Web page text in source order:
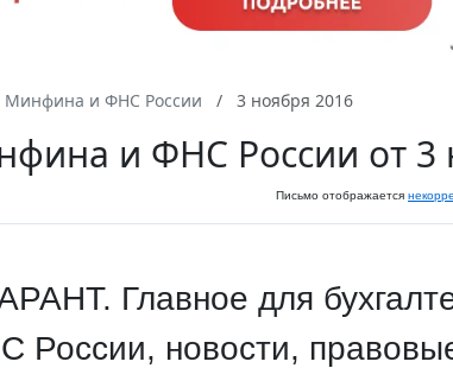
Минфина и ФНС России 3 ноября 2016
и ФНС России от 3
Письмо отображается
Главное для
новости, правовые